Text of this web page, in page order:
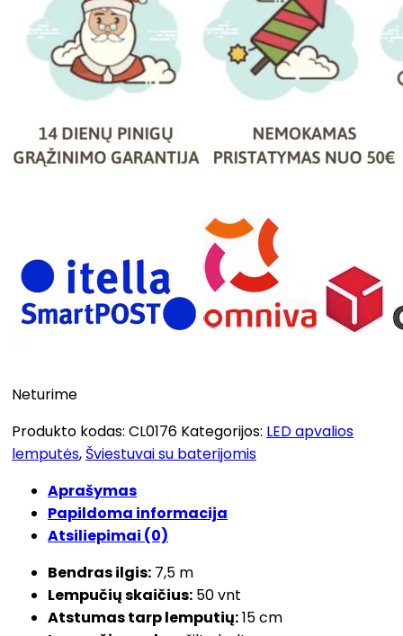
Neturime
Produkto kodas: CL0176 Kategorijos: LED apvalios
lemputės, Šviestuvai su baterijomis
Aprašymas
Papildoma informacija
Atsiliepimai (0)
Bendras ilgis: 7,5 m
Lempučių skaičius: 50 vnt
Atstumas tarp lemputių:15 cm